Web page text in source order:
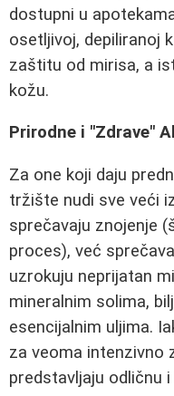
dostupni u
osetljivoj, depiliranoj
zaštitu od mirisa, a
kožu.
Prirodne i "Zdrave"
Za one koji daju
tržište nudi sve veći
sprečavaju znojenje
proces), već
uzrokuju neprijatan
mineralnim solima,
esencijalnim uljima.
za veoma intenzivno
predstavljaju odličnu